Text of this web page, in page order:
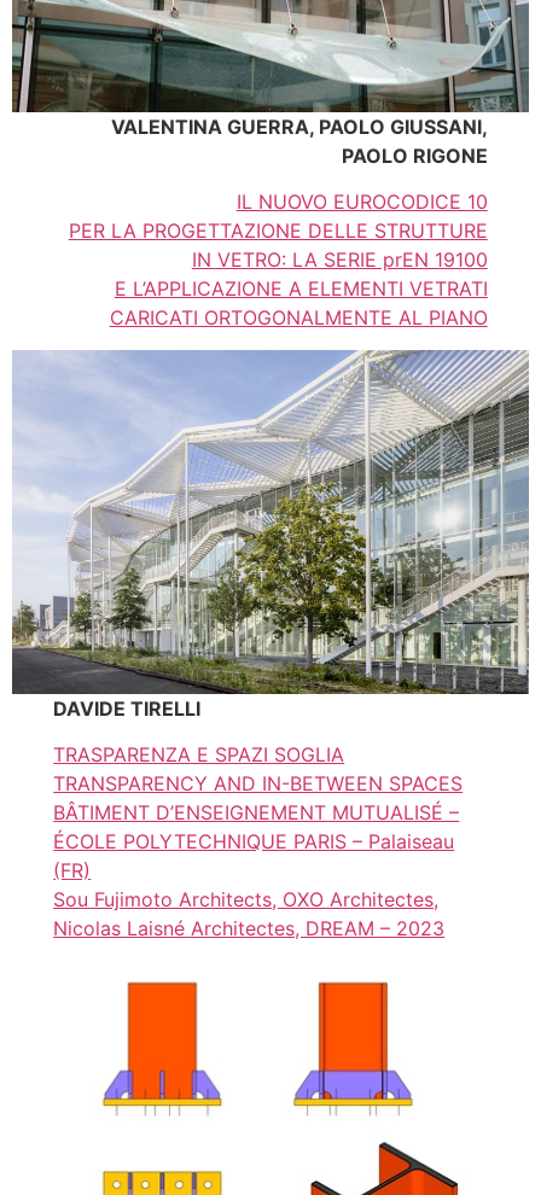
VALENTINA GUERRA, PAOLO GIUSSANI,
PAOLO RIGONE
IL NUOVO EUROCODICE 10
PER LA PROGETTAZIONE DELLE STRUTTURE
IN VETRO: LA SERIE prEN 19100
E L’APPLICAZIONE A ELEMENTI VETRATI
CARICATI ORTOGONALMENTE AL PIANO
DAVIDE TIRELLI
TRASPARENZA E SPAZI SOGLIA
TRANSPARENCY AND IN-BETWEEN SPACES
BÂTIMENT D’ENSEIGNEMENT MUTUALISÉ –
ÉCOLE POLYTECHNIQUE PARIS – Palaiseau
(FR)
Sou Fujimoto Architects, OXO Architectes,
Nicolas Laisné Architectes, DREAM – 2023